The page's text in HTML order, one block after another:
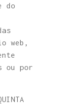
do
web,
ou por